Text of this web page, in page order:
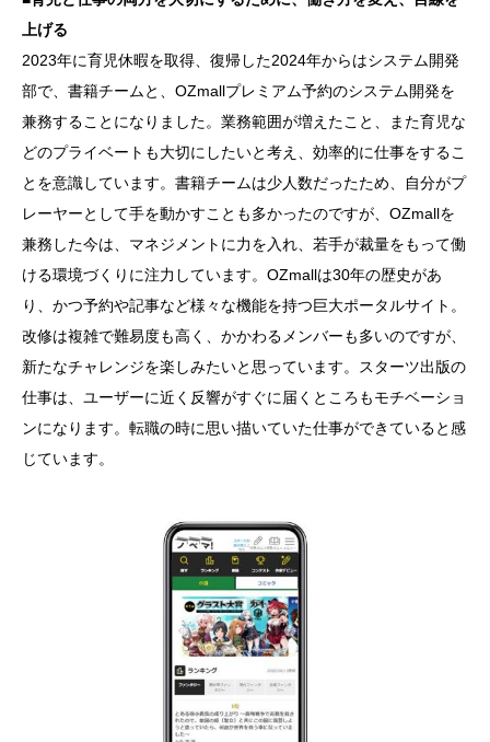
上げる
2023年に育児休暇を取得、復帰した2024年からはシステム開発
部で、書籍チームと、OZmallプレミアム予約のシステム開発を
兼務することになりました。業務範囲が増えたこと、また育児な
どのプライベートも大切にしたいと考え、効率的に仕事をするこ
とを意識しています。書籍チームは少人数だったため、自分がプ
レーヤーとして手を動かすことも多かったのですが、OZmallを
兼務した今は、マネジメントに力を入れ、若手が裁量をもって働
ける環境づくりに注力しています。OZmallは30年の歴史があ
り、かつ予約や記事など様々な機能を持つ巨大ポータルサイト。
改修は複雑で難易度も高く、かかわるメンバーも多いのですが、
新たなチャレンジを楽しみたいと思っています。スターツ出版の
仕事は、ユーザーに近く反響がすぐに届くところもモチベーショ
ンになります。転職の時に思い描いていた仕事ができていると感
じています。